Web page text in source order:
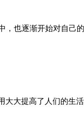
，也逐渐开始对自
大大提高了人们的